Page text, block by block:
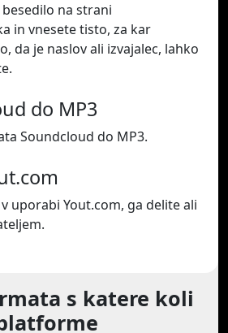
na strani
in vnesete tisto, za kar
da je naslov ali izvajalec, lahko
do MP3
Soundcloud do MP3.
uporabi Yout.com, ga delite ali
s katere koli